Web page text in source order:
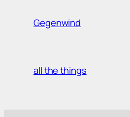
Gegenwind
all the things